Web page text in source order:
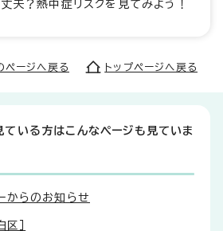
夫？熱中症リスクを見てみよう！
ページへ戻る トップページへ戻る
ている方はこんなページも見ていま
からのお知らせ
］